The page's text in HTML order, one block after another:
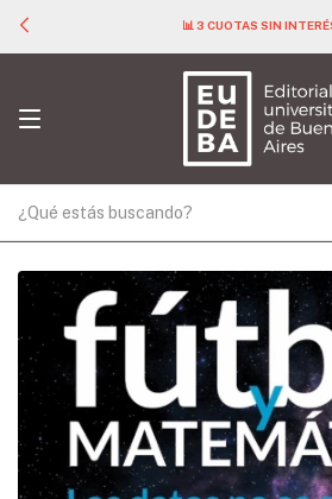
📊 3 CUOTAS SIN